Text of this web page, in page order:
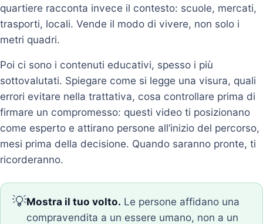
quartiere racconta invece il contesto: scuole, mercati,
trasporti, locali. Vende il modo di vivere, non solo i
metri quadri.
Poi ci sono i contenuti educativi, spesso i più
sottovalutati. Spiegare come si legge una visura, quali
errori evitare nella trattativa, cosa controllare prima di
firmare un compromesso: questi video ti posizionano
come esperto e attirano persone all’inizio del percorso,
mesi prima della decisione. Quando saranno pronte, ti
ricorderanno.
💡Mostra il tuo volto. Le persone affidano una
compravendita a un essere umano, non a un